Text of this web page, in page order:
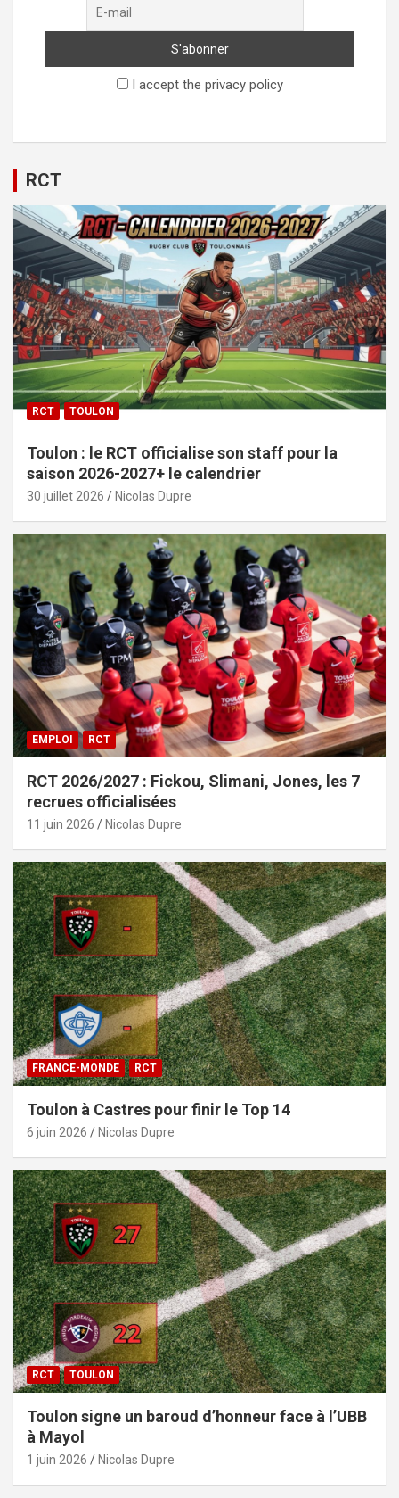
I accept the privacy policy
RCT
RCT TOULON
Toulon : le RCT officialise son staff pour la
saison 2026-2027+ le calendrier
30 juillet 2026 Nicolas Dupre
EMPLOI RCT
RCT 2026/2027 : Fickou, Slimani, Jones, les 7
recrues officialisées
11 juin 2026 Nicolas Dupre
FRANCE-MONDE RCT
Toulon à Castres pour finir le Top 14
6 juin 2026 Nicolas Dupre
RCT TOULON
Toulon signe un baroud d’honneur face à l’UBB
à Mayol
1 juin 2026 Nicolas Dupre